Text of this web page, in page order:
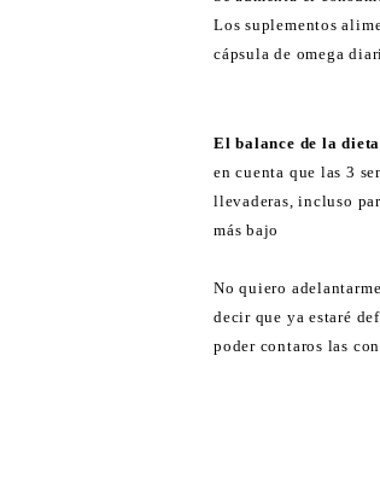
Los suplementos
cápsula de omega
El balance de la dieta
en cuenta que las 3
llevaderas, incluso
más bajo
No quiero
decir que ya estaré
poder contaros las